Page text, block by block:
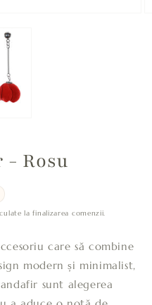
- Rosu
la finalizarea comenzii.
care să combine
modern și minimalist,
sunt alegerea